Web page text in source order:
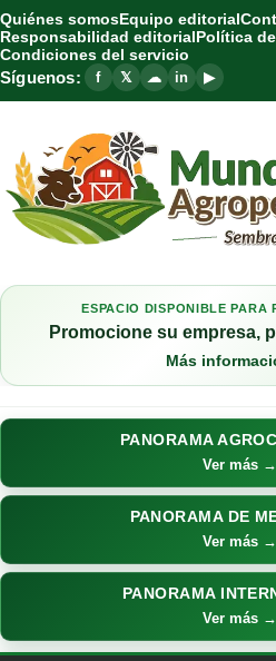
Quiénes somosEquipo editorial
Responsabilidad editorialPolítica
Condiciones del servicio
Síguenos: f 𝕏 ☁ in ▶
ESPACIO DISPONIBLE PARA
Promocione su empresa,
Más
PANORAMA
Ver más →
PANORAMA DE
Ver más →
PANORAMA
Ver más →